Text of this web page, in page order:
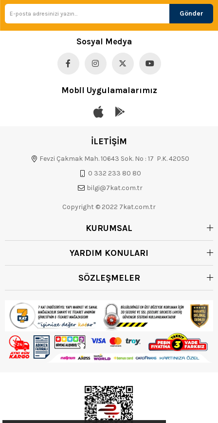
Gönder
Sosyal Medya
Mobil Uygulamalarımız
İLETİŞİM
Fevzi Çakmak Mah. 10643 Sok. No : 17 P.K. 42050
0 332 233 80 80
bilgi@7kat.com.tr
Copyright © 2022 7kat.com.tr
KURUMSAL
YARDIM KONULARI
SÖZLEŞMELER